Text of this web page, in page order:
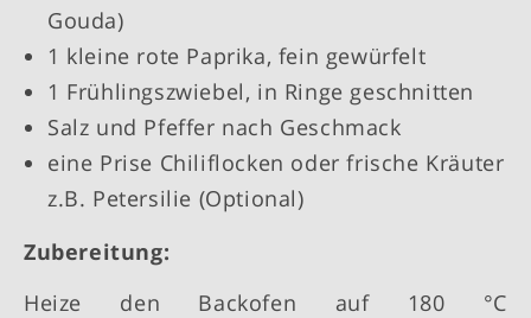
Gouda)
1 kleine rote Paprika, fein gewürfelt
1 Frühlingszwiebel, in Ringe geschnitten
Salz und Pfeffer nach Geschmack
eine Prise Chiliflocken oder frische Kräuter
z.B. Petersilie (Optional)
Zubereitung:
Heize den Backofen auf 180 °C